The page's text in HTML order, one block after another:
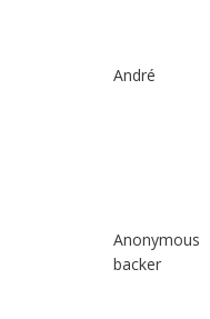
André
Anonymous
backer